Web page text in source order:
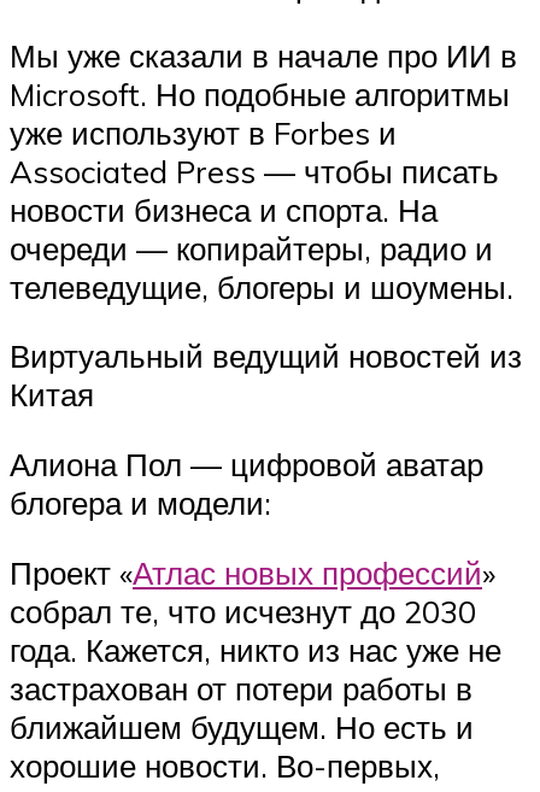
Мы уже сказали в начале про ИИ в
Microsoft. Но подобные алгоритмы
уже используют в Forbes и
Associated Press — чтобы писать
новости бизнеса и спорта. На
очереди — копирайтеры, радио и
телеведущие, блогеры и шоумены.
Виртуальный ведущий новостей из
Китая
Алиона Пол — цифровой аватар
блогера и модели:
Проект «Атлас новых профессий»
собрал те, что исчезнут до 2030
года. Кажется, никто из нас уже не
застрахован от потери работы в
ближайшем будущем. Но есть и
хорошие новости. Во-первых,